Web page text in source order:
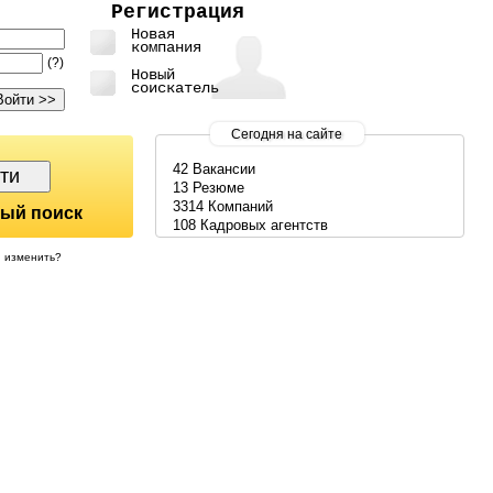
Регистрация
Новая
компания
Новый
соискатель
(?)
поиск
изменить?
Сегодня на сайте
42 Вакансии
13 Резюме
3314 Компаний
108 Кадровых агентств